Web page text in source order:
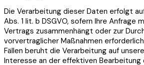
Die Verarbeitung dieser Daten erfolgt
Abs. 1 lit. b DSGVO, sofern Ihre Anfrage
Vertrags zusammenhängt oder zur
vorvertraglicher Maßnahmen
Fällen beruht die Verarbeitung auf
Interesse an der effektiven Bearbeitung